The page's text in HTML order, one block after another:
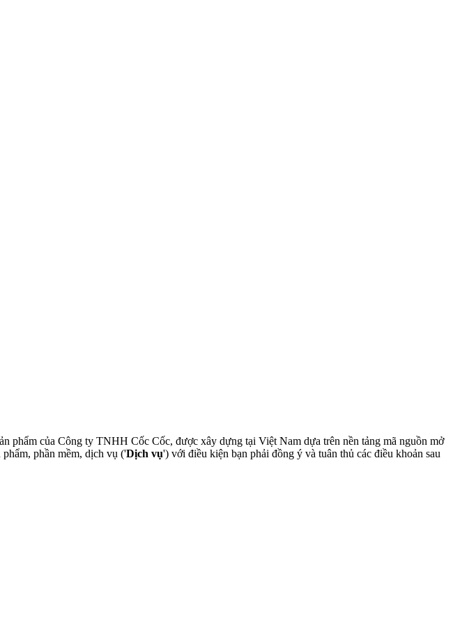
phẩm của Công ty TNHH Cốc Cốc, được xây dựng tại Việt Nam dựa trên nền tảng mã nguồn mở
phần mềm, dịch vụ ('Dịch vụ') với điều kiện bạn phải đồng ý và tuân thủ các điều khoản sau